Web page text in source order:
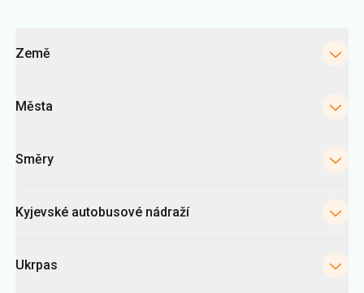
Země
Města
Směry
Kyjevské autobusové nádraží
Ukrpas